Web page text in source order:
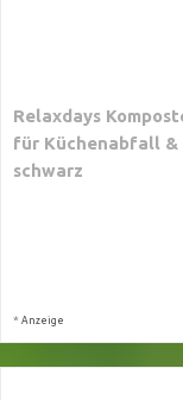
Relaxdays
für Küchenabfall &
schwarz
* Anzeige